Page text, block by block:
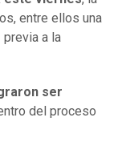
entre ellos una
previa a la
ser
del proceso